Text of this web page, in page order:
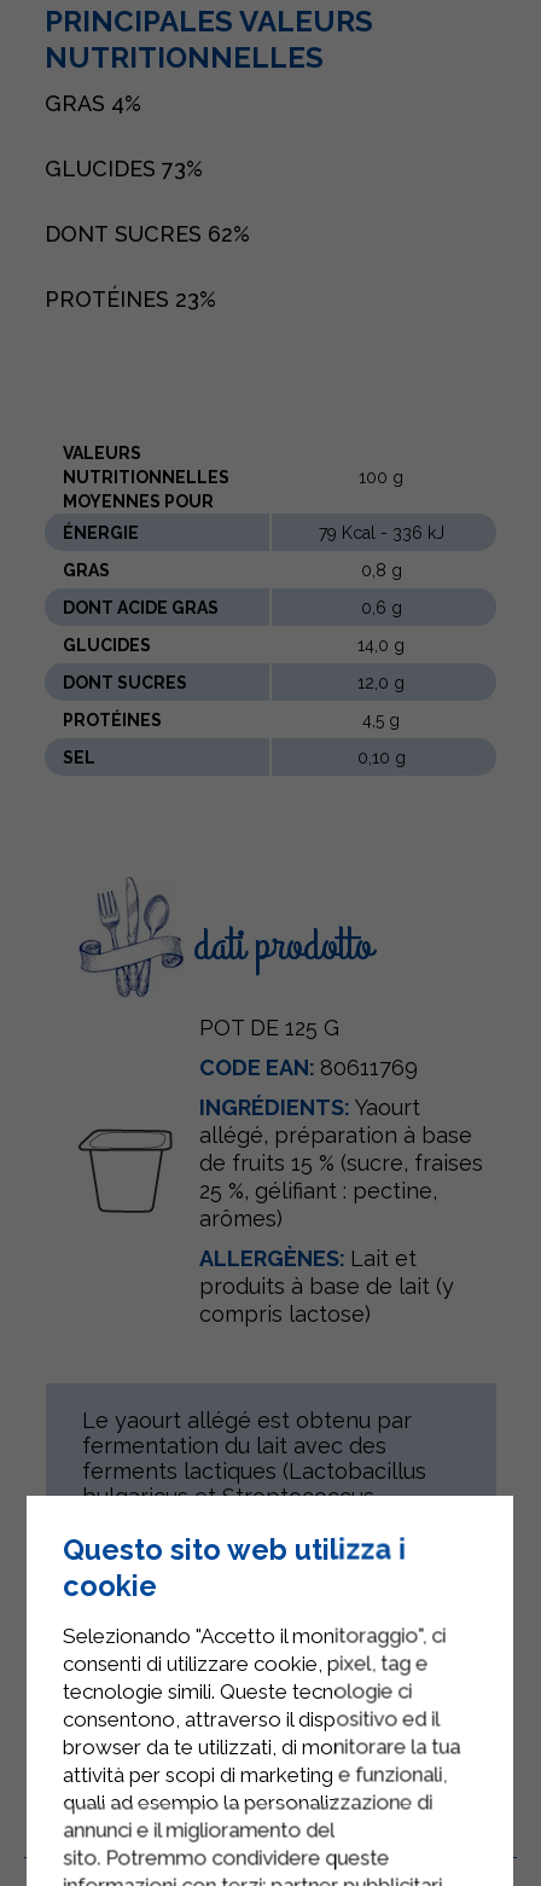
PRINCIPALES VALEURS
NUTRITIONNELLES
GRAS 4%
GLUCIDES 73%
DONT SUCRES 62%
PROTÉINES 23%
VALEURS
NUTRITIONNELLES
MOYENNES POUR
100 g
ÉNERGIE
79 Kcal - 336 kJ
GRAS
0,8 g
DONT ACIDE GRAS
0,6 g
GLUCIDES
14,0 g
DONT SUCRES
12,0 g
PROTÉINES
4,5 g
SEL
0,10 g
dati prodotto
POT DE 125 G
CODE EAN: 80611769
INGRÉDIENTS: Yaourt
allégé, préparation à base
de fruits 15 % (sucre, fraises
25 %, gélifiant : pectine,
arômes)
ALLERGÈNES: Lait et
produits à base de lait (y
compris lactose)
Le yaourt allégé est obtenu par
fermentation du lait avec des
ferments lactiques (Lactobacillus
bulgaricus et Streptococcus
Le yaourt allégé à la fraise ne
contient pas de fruits en morceaux.
Ce produit s'adresse à tous, sous
réserve de leur état de santé.
Sans gluten
Produits Connexes
Questo sito web utilizza i
cookie
Selezionando "Accetto il monitoraggio", ci
consenti di utilizzare cookie, pixel, tag e
tecnologie simili. Queste tecnologie ci
consentono, attraverso il dispositivo ed il
browser da te utilizzati, di monitorare la tua
attività per scopi di marketing e funzionali,
quali ad esempio la personalizzazione di
annunci e il miglioramento del
sito. Potremmo condividere queste